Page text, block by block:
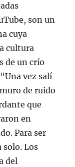
son un
cuya
cultura
de un crío
vez salí
de ruido
que
en
Para ser
solo. Los
del